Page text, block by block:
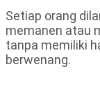
Setiap orang
memanen atau
tanpa memiliki
berwenang.